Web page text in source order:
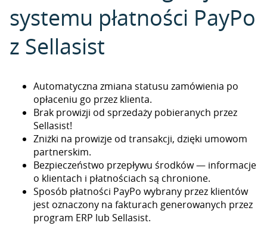
systemu płatności PayPo
z Sellasist
Automatyczna zmiana statusu zamówienia po
opłaceniu go przez klienta.
Brak prowizji od sprzedaży pobieranych przez
Sellasist!
Zniżki na prowizje od transakcji, dzięki umowom
partnerskim.
Bezpieczeństwo przepływu środków — informacje
o klientach i płatnościach są chronione.
Sposób płatności PayPo wybrany przez klientów
jest oznaczony na fakturach generowanych przez
program ERP lub Sellasist.